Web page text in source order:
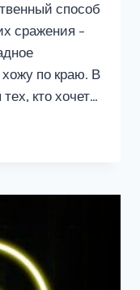
способ
сражения –
по краю. В
кто хочет…